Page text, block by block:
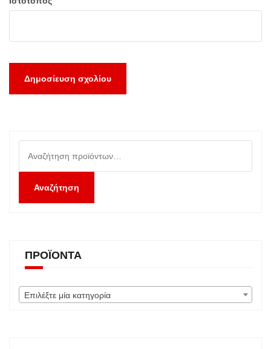
για:
Αναζήτηση
ΠΡΟΪΌΝΤΑ
Επιλέξτε μία κατηγορία